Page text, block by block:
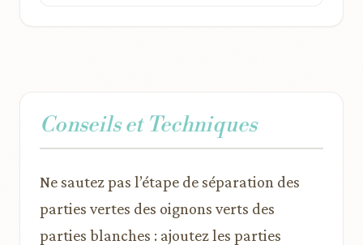
Conseils et Techniques
Ne sautez pas l’étape de séparation des
parties vertes des oignons verts des
parties blanches : ajoutez les parties